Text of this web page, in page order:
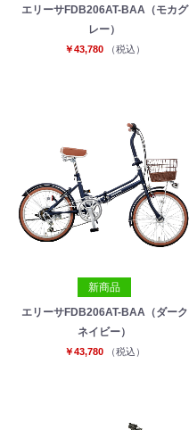
エリーサFDB206AT-BAA（モカグ
レー）
￥43,780 （税込）
新商品
エリーサFDB206AT-BAA（ダーク
ネイビー）
￥43,780 （税込）